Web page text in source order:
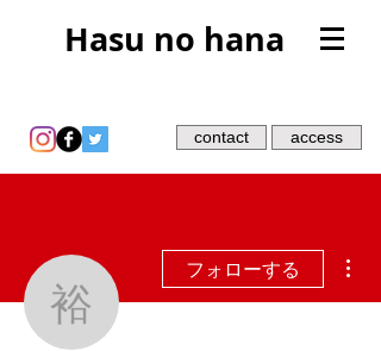
Hasu no hana
contact access
裕見子 渡部
フォローする